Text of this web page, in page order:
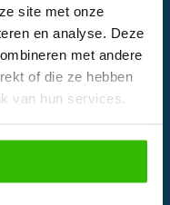
site met onze
en analyse. Deze
met andere
of die ze hebben
van hun services.